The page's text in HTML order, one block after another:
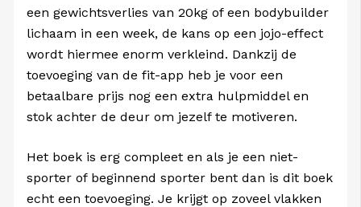
een gewichtsverlies van 20kg of een bodybuilder
lichaam in een week, de kans op een jojo-effect
wordt hiermee enorm verkleind. Dankzij de
toevoeging van de fit-app heb je voor een
betaalbare prijs nog een extra hulpmiddel en
stok achter de deur om jezelf te motiveren.
Het boek is erg compleet en als je een niet-
sporter of beginnend sporter bent dan is dit boek
echt een toevoeging. Je krijgt op zoveel vlakken